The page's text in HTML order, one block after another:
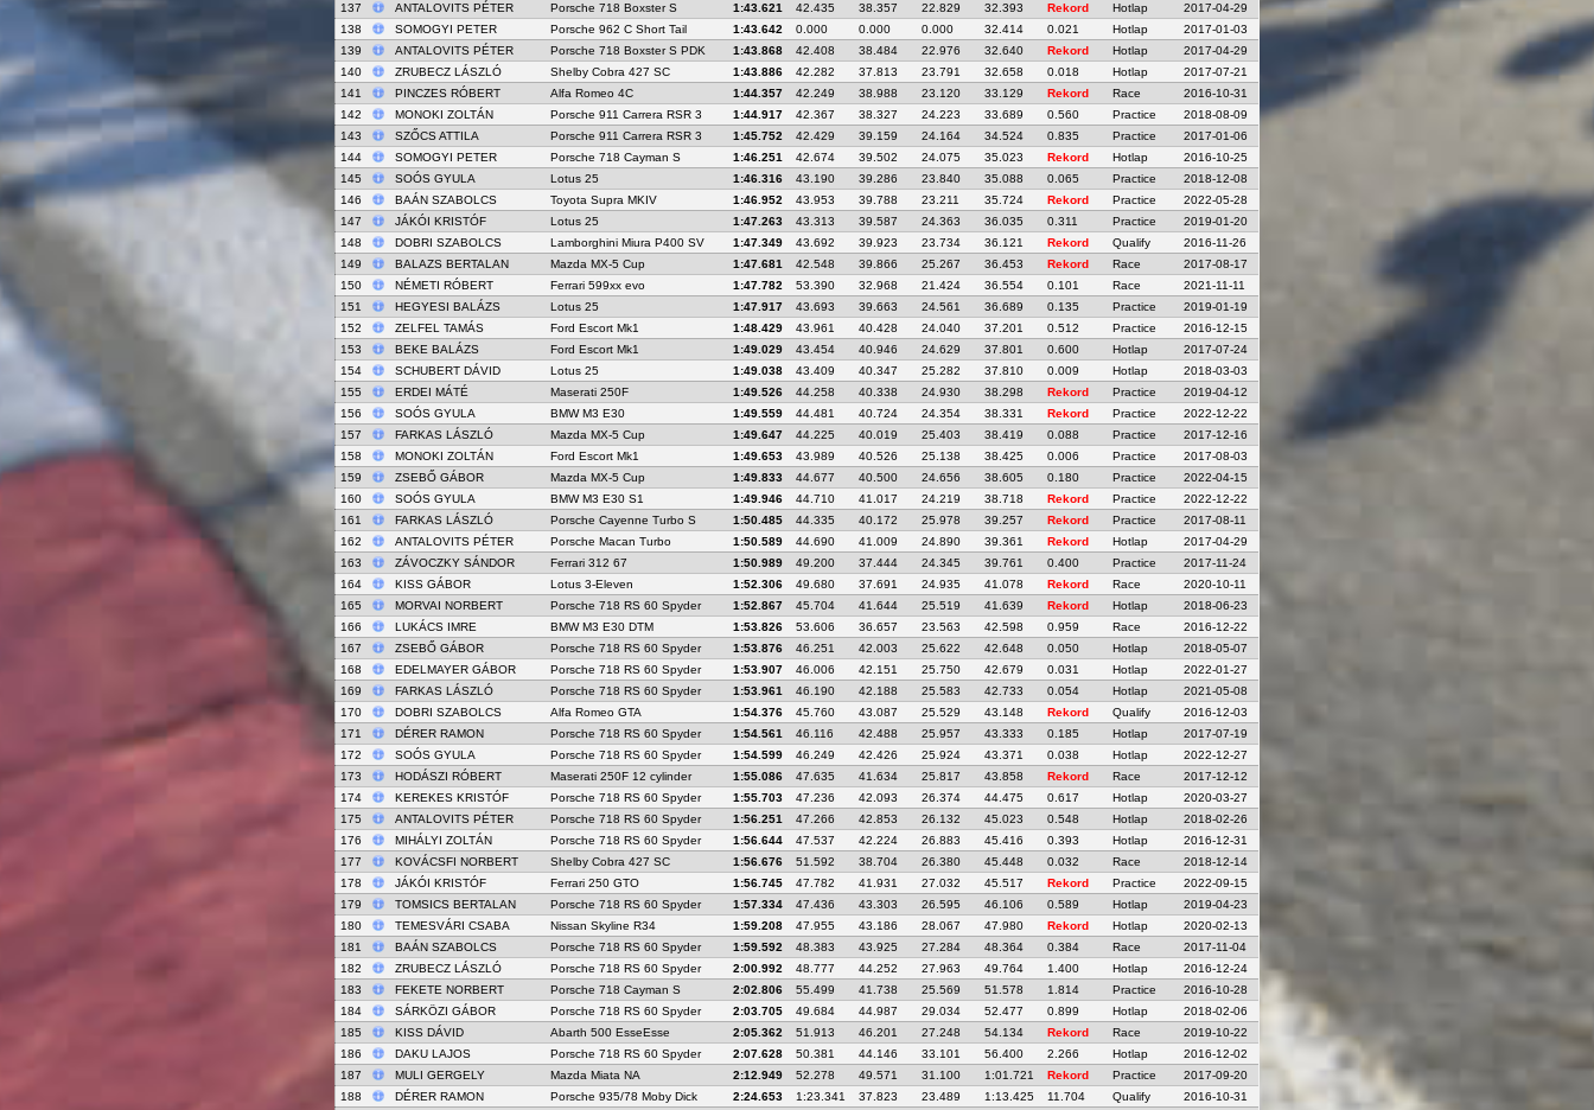
137
ANTALOVITS PÉTER Porsche 718 Boxster S 1:43.621 42.435 38.357 22.829 32.393 Rekord Hotlap
2017-04-29
138
SOMOGYI PETER Porsche 962 C Short Tail 1:43.642 0.000 0.000 0.000 32.414 0.021 Hotlap
2017-01-03
139
ANTALOVITS PÉTER Porsche 718 Boxster S PDK 1:43.868 42.408 38.484 22.976 32.640 Rekord Hotlap
2017-04-29
140
ZRUBECZ LÁSZLÓ Shelby Cobra 427 SC 1:43.886 42.282 37.813 23.791 32.658 0.018 Hotlap
2017-07-21
141
PINCZES RÓBERT Alfa Romeo 4C 1:44.357 42.249 38.988 23.120 33.129 Rekord Race
2016-10-31
142
MONOKI ZOLTÁN Porsche 911 Carrera RSR 3 1:44.917 42.367 38.327 24.223 33.689 0.560 Practice
2018-08-09
143
SZŐCS ATTILA Porsche 911 Carrera RSR 3 1:45.752 42.429 39.159 24.164 34.524 0.835 Practice
2017-01-06
144
SOMOGYI PETER Porsche 718 Cayman S 1:46.251 42.674 39.502 24.075 35.023 Rekord Hotlap
2016-10-25
145
SOÓS GYULA Lotus 25 1:46.316 43.190 39.286 23.840 35.088 0.065 Practice
2018-12-08
146
BAÁN SZABOLCS Toyota Supra MKIV 1:46.952 43.953 39.788 23.211 35.724 Rekord Practice
2022-05-28
147
JÁKÓI KRISTÓF Lotus 25 1:47.263 43.313 39.587 24.363 36.035 0.311 Practice
2019-01-20
148
DOBRI SZABOLCS Lamborghini Miura P400 SV 1:47.349 43.692 39.923 23.734 36.121 Rekord Qualify
2016-11-26
149
BALAZS BERTALAN Mazda MX-5 Cup 1:47.681 42.548 39.866 25.267 36.453 Rekord Race
2017-08-17
150
NÉMETI RÓBERT Ferrari 599xx evo 1:47.782 53.390 32.968 21.424 36.554 0.101 Race
2021-11-11
151
HEGYESI BALÁZS Lotus 25 1:47.917 43.693 39.663 24.561 36.689 0.135 Practice
2019-01-19
152
ZELFEL TAMÁS Ford Escort Mk1 1:48.429 43.961 40.428 24.040 37.201 0.512 Practice
2016-12-15
153
BEKE BALÁZS Ford Escort Mk1 1:49.029 43.454 40.946 24.629 37.801 0.600 Hotlap
2017-07-24
154
SCHUBERT DÁVID Lotus 25 1:49.038 43.409 40.347 25.282 37.810 0.009 Hotlap
2018-03-03
155
ERDEI MÁTÉ Maserati 250F 1:49.526 44.258 40.338 24.930 38.298 Rekord Practice
2019-04-12
156
SOÓS GYULA BMW M3 E30 1:49.559 44.481 40.724 24.354 38.331 Rekord Practice
2022-12-22
157
FARKAS LÁSZLÓ Mazda MX-5 Cup 1:49.647 44.225 40.019 25.403 38.419 0.088 Practice
2017-12-16
158
MONOKI ZOLTÁN Ford Escort Mk1 1:49.653 43.989 40.526 25.138 38.425 0.006 Practice
2017-08-03
159
ZSEBŐ GÁBOR Mazda MX-5 Cup 1:49.833 44.677 40.500 24.656 38.605 0.180 Practice
2022-04-15
160
SOÓS GYULA BMW M3 E30 S1 1:49.946 44.710 41.017 24.219 38.718 Rekord Practice
2022-12-22
161
FARKAS LÁSZLÓ Porsche Cayenne Turbo S 1:50.485 44.335 40.172 25.978 39.257 Rekord Practice
2017-08-11
162
ANTALOVITS PÉTER Porsche Macan Turbo 1:50.589 44.690 41.009 24.890 39.361 Rekord Hotlap
2017-04-29
163
ZÁVOCZKY SÁNDOR Ferrari 312 67 1:50.989 49.200 37.444 24.345 39.761 0.400 Practice
2017-11-24
164
KISS GÁBOR Lotus 3-Eleven 1:52.306 49.680 37.691 24.935 41.078 Rekord Race
2020-10-11
165
MORVAI NORBERT Porsche 718 RS 60 Spyder 1:52.867 45.704 41.644 25.519 41.639 Rekord Hotlap
2018-06-23
166
LUKÁCS IMRE BMW M3 E30 DTM 1:53.826 53.606 36.657 23.563 42.598 0.959 Race
2016-12-22
167
ZSEBŐ GÁBOR Porsche 718 RS 60 Spyder 1:53.876 46.251 42.003 25.622 42.648 0.050 Hotlap
2018-05-07
168
EDELMAYER GÁBOR Porsche 718 RS 60 Spyder 1:53.907 46.006 42.151 25.750 42.679 0.031 Hotlap
2022-01-27
169
FARKAS LÁSZLÓ Porsche 718 RS 60 Spyder 1:53.961 46.190 42.188 25.583 42.733 0.054 Hotlap
2021-05-08
170
DOBRI SZABOLCS Alfa Romeo GTA 1:54.376 45.760 43.087 25.529 43.148 Rekord Qualify
2016-12-03
171
DÉRER RAMON Porsche 718 RS 60 Spyder 1:54.561 46.116 42.488 25.957 43.333 0.185 Hotlap
2017-07-19
172
SOÓS GYULA Porsche 718 RS 60 Spyder 1:54.599 46.249 42.426 25.924 43.371 0.038 Hotlap
2022-12-27
173
HODÁSZI RÓBERT Maserati 250F 12 cylinder 1:55.086 47.635 41.634 25.817 43.858 Rekord Race
2017-12-12
174
KEREKES KRISTÓF Porsche 718 RS 60 Spyder 1:55.703 47.236 42.093 26.374 44.475 0.617 Hotlap
2020-03-27
175
ANTALOVITS PÉTER Porsche 718 RS 60 Spyder 1:56.251 47.266 42.853 26.132 45.023 0.548 Hotlap
2018-02-26
176
MIHÁLYI ZOLTÁN Porsche 718 RS 60 Spyder 1:56.644 47.537 42.224 26.883 45.416 0.393 Hotlap
2016-12-31
177
KOVÁCSFI NORBERT Shelby Cobra 427 SC 1:56.676 51.592 38.704 26.380 45.448 0.032 Race
2018-12-14
178
JÁKÓI KRISTÓF Ferrari 250 GTO 1:56.745 47.782 41.931 27.032 45.517 Rekord Practice
2022-09-15
179
TOMSICS BERTALAN Porsche 718 RS 60 Spyder 1:57.334 47.436 43.303 26.595 46.106 0.589 Hotlap
2019-04-23
180
TEMESVÁRI CSABA Nissan Skyline R34 1:59.208 47.955 43.186 28.067 47.980 Rekord Hotlap
2020-02-13
181
BAÁN SZABOLCS Porsche 718 RS 60 Spyder 1:59.592 48.383 43.925 27.284 48.364 0.384 Race
2017-11-04
182
ZRUBECZ LÁSZLÓ Porsche 718 RS 60 Spyder 2:00.992 48.777 44.252 27.963 49.764 1.400 Hotlap
2016-12-24
183
FEKETE NORBERT Porsche 718 Cayman S 2:02.806 55.499 41.738 25.569 51.578 1.814 Practice
2016-10-28
184
SÁRKÖZI GÁBOR Porsche 718 RS 60 Spyder 2:03.705 49.684 44.987 29.034 52.477 0.899 Hotlap
2018-02-06
185
KISS DÁVID Abarth 500 EsseEsse 2:05.362 51.913 46.201 27.248 54.134 Rekord Race
2019-10-22
186
DAKU LAJOS Porsche 718 RS 60 Spyder 2:07.628 50.381 44.146 33.101 56.400 2.266 Hotlap
2016-12-02
187
MULI GERGELY Mazda Miata NA 2:12.949 52.278 49.571 31.100 1:01.721 Rekord Practice
2017-09-20
188
DÉRER RAMON Porsche 935/78 Moby Dick 2:24.653 1:23.341 37.823 23.489 1:13.425 11.704 Qualify 2016-10-31